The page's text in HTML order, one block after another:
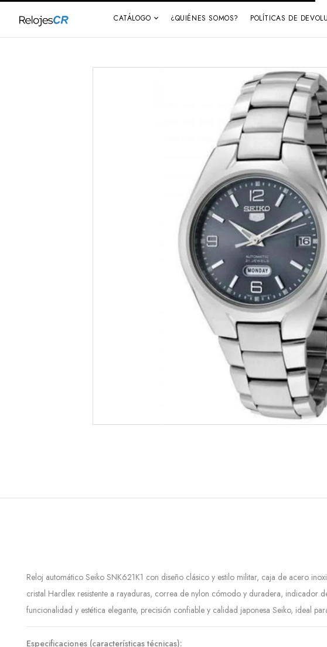
CATÁLOGO ¿QUIÉNES SOMOS? POLÍTICAS DE
Reloj automático Seiko SNK621K1 con diseño clásico y estilo militar, caja de acero
cristal Hardlex resistente a rayaduras, correa de nylon cómodo y duradera, indicador
funcionalidad y estética elegante, precisión confiable y calidad japonesa Seiko, ideal
Especificaciones (características técnicas):